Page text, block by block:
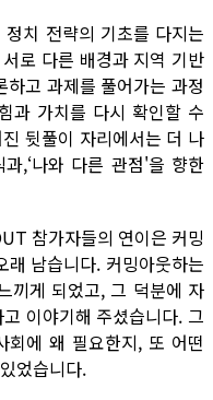
치 전략의 기초를 다지는
로 다른 배경과 지역 기반
고 과제를 풀어가는 과정
과 가치를 다시 확인할 수
뒷풀이 자리에서는 더 나
,‘나와 다른 관점'을 향한
참가자들의 연이은 커밍
남습니다. 커밍아웃하는
끼게 되었고, 그 덕분에 자
이야기해 주셨습니다. 그
회에 왜 필요한지, 또 어떤
었습니다.